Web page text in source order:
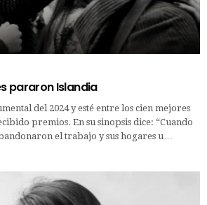
pararon Islandia
del 2024 y esté entre los cien mejores
premios. En su sinopsis dice: “Cuando
el trabajo y sus hogares u…